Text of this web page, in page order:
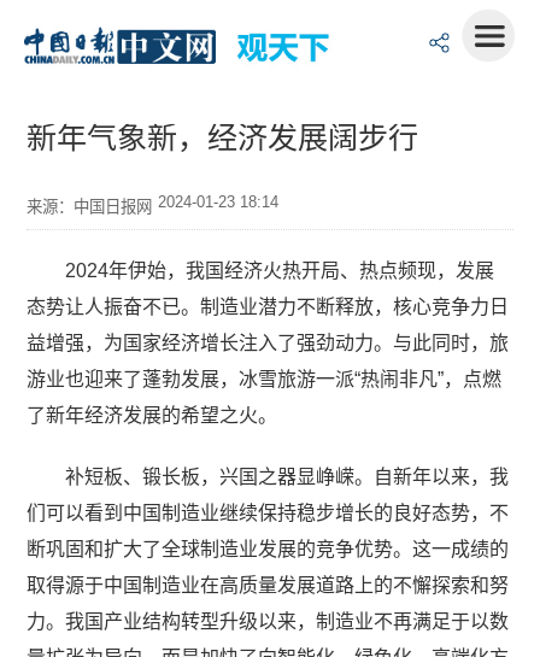
新年气象新，经济发展阔步行
来源：中国日报网 2024-01-23 18:14
2024年伊始，我国经济火热开局、热点频现，发展
态势让人振奋不已。制造业潜力不断释放，核心竞争力日
益增强，为国家经济增长注入了强劲动力。与此同时，旅
游业也迎来了蓬勃发展，冰雪旅游一派“热闹非凡”，点燃
了新年经济发展的希望之火。
补短板、锻长板，兴国之器显峥嵘。自新年以来，我
们可以看到中国制造业继续保持稳步增长的良好态势，不
断巩固和扩大了全球制造业发展的竞争优势。这一成绩的
取得源于中国制造业在高质量发展道路上的不懈探索和努
力。我国产业结构转型升级以来，制造业不再满足于以数